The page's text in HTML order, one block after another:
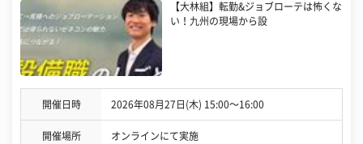
【大林組】転勤&ジョブローテは怖くな
い！九州の現場から設
開催日時 2026年08月27日(木) 15:00〜16:00
開催場所 オンラインにて実施